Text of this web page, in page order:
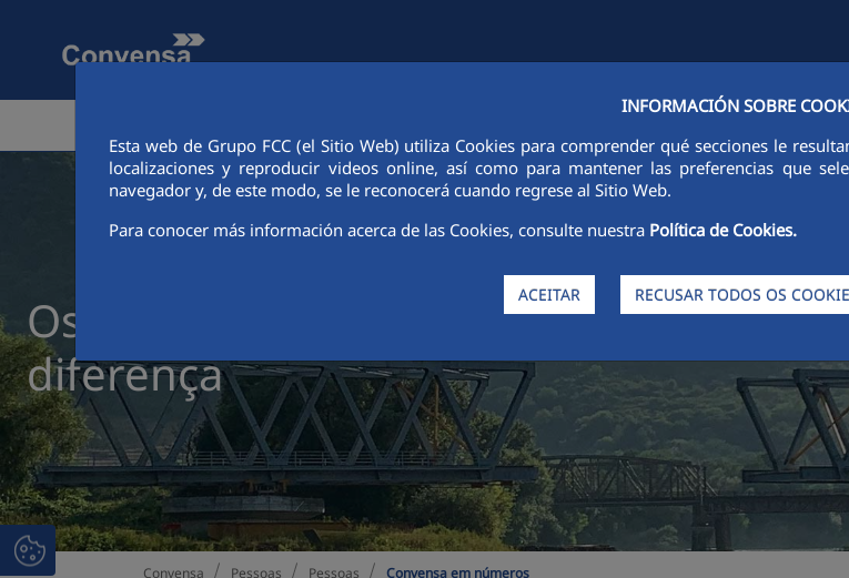
INFORMACIÓN SOBRE
Esta web de Grupo FCC (el Sitio Web) utiliza Cookies para comprender qué secciones le
localizaciones y reproducir videos online, así como para mantener las preferencias que
navegador y, de este modo, se le reconocerá cuando regrese al Sitio Web.
Para conocer más información acerca de las Cookies, consulte nuestra Política de Cookies.
ACEITAR RECUSAR TODOS OS
Os dados que fazem a
diferença
Convensa Pessoas Pessoas Convensa em números